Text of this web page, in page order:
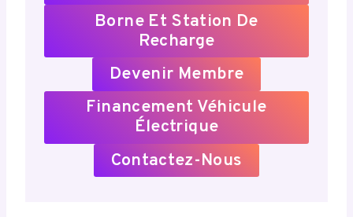
Borne Et Station De
Recharge
Devenir Membre
Financement Véhicule
Électrique
Contactez-Nous